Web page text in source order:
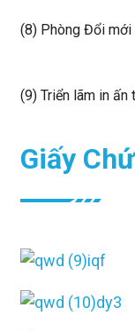
(8) Phòng Đổi mới
(9) Triển lãm in ấn
Giấy